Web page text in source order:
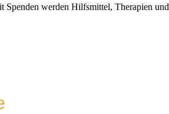
werden Hilfsmittel, Therapien und